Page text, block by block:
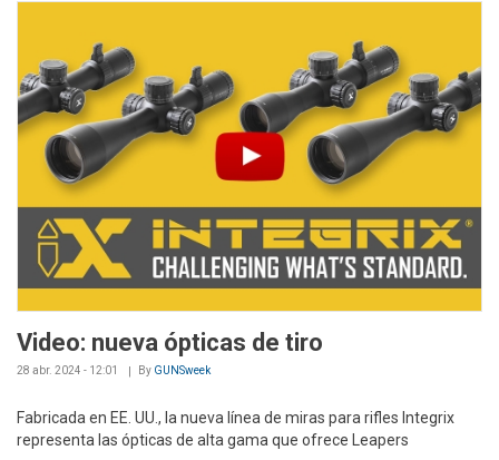
Video: nueva ópticas de tiro
28 abr. 2024 - 12:01 By GUNSweek
Fabricada en EE. UU., la nueva línea de miras para rifles Integrix
representa las ópticas de alta gama que ofrece Leapers